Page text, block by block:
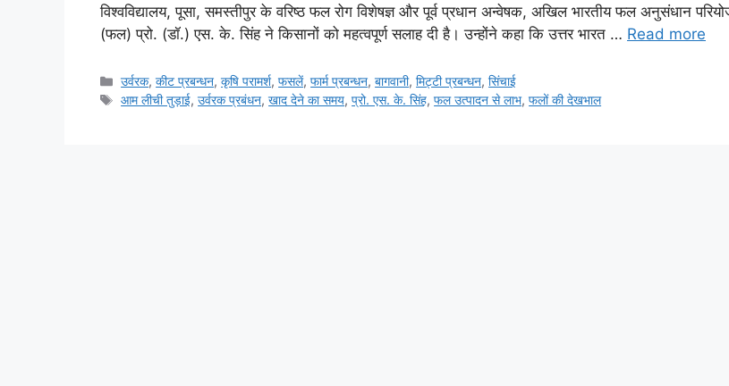
विश्वविद्यालय, पूसा, समस्तीपुर के वरिष्ठ फल रोग विशेषज्ञ और पूर्व प्रधान अन्वेषक, अखिल भारतीय फल अनुसंधान
(फल) प्रो. (डॉ.) एस. के. सिंह ने किसानों को महत्वपूर्ण सलाह दी है। उन्होंने कहा कि उत्तर भारत … Read more
उर्वरक,कीट प्रबन्धन,कृषि परामर्श,फसलें,फार्म प्रबन्धन,बागवानी,मि‌ट्टी प्रबन्धन,सिंचाई
आम लीची तुड़ाई,उर्वरक प्रबंधन,खाद देने का समय,प्रो. एस. के. सिंह,फल उत्पादन से लाभ,फलों की देखभाल